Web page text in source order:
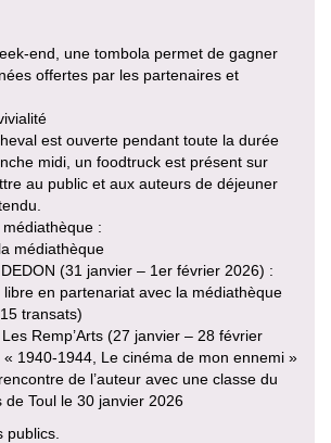
end, une tombola permet de gagner
offertes par les partenaires et
est ouverte pendant toute la durée
midi, un foodtruck est présent sur
au public et aux auteurs de déjeuner
:
médiathèque
DEDON (31 janvier – 1er février 2026) :
en partenariat avec la médiathèque
transats)
Remp’Arts (27 janvier – 28 février
1940-1944, Le cinéma de mon ennemi »
de l’auteur avec une classe du
de Toul le 30 janvier 2026
publics.